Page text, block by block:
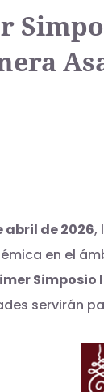
abril de 2026,
en el
servirán